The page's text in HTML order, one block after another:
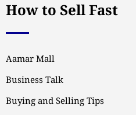
How to Sell Fast
Aamar Mall
Business Talk
Buying and Selling Tips